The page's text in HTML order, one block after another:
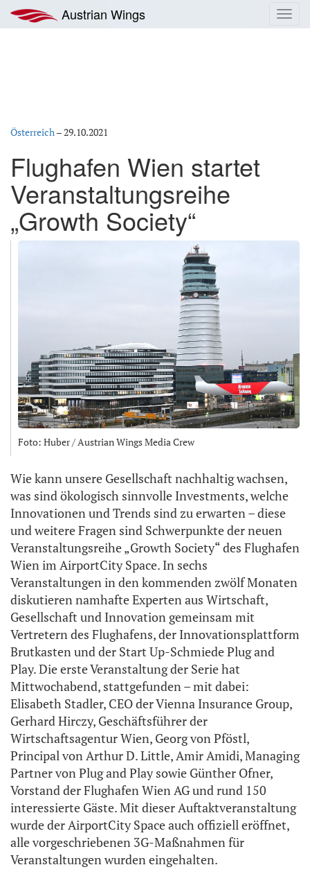
Inhalt
springen
Austrian Wings
Österreich–29.10.2021
Flughafen Wien startet
Veranstaltungsreihe
„Growth Society“
Foto: Huber / Austrian Wings Media Crew
Wie kann unsere Gesellschaft nachhaltig wachsen,
was sind ökologisch sinnvolle Investments, welche
Innovationen und Trends sind zu erwarten – diese
und weitere Fragen sind Schwerpunkte der neuen
Veranstaltungsreihe „Growth Society“ des Flughafen
Wien im AirportCity Space. In sechs
Veranstaltungen in den kommenden zwölf Monaten
diskutieren namhafte Experten aus Wirtschaft,
Gesellschaft und Innovation gemeinsam mit
Vertretern des Flughafens, der Innovationsplattform
Brutkasten und der Start Up-Schmiede Plug and
Play. Die erste Veranstaltung der Serie hat
Mittwochabend, stattgefunden – mit dabei:
Elisabeth Stadler, CEO der Vienna Insurance Group,
Gerhard Hirczy, Geschäftsführer der
Wirtschaftsagentur Wien, Georg von Pföstl,
Principal von Arthur D. Little, Amir Amidi, Managing
Partner von Plug and Play sowie Günther Ofner,
Vorstand der Flughafen Wien AG und rund 150
interessierte Gäste. Mit dieser Auftaktveranstaltung
wurde der AirportCity Space auch offiziell eröffnet,
alle vorgeschriebenen 3G-Maßnahmen für
Veranstaltungen wurden eingehalten.